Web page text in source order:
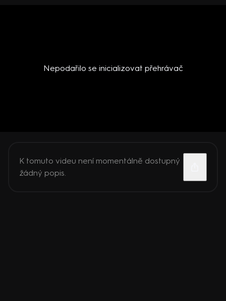
Nepodařilo se inicializovat přehrávač
K tomuto videu není momentálně dostupný
žádný popis.